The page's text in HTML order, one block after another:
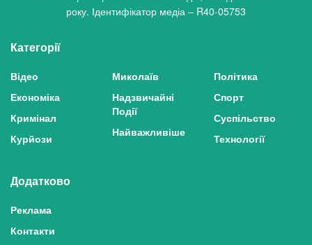
року. Ідентифікатор медіа – R40-05753
Категорії
Відео
Економіка
Кримінал
Курйози
Миколаїв
Надзвичайні
Події
Найважливіше
Політика
Спорт
Суспільство
Технології
Додатково
Реклама
Контакти